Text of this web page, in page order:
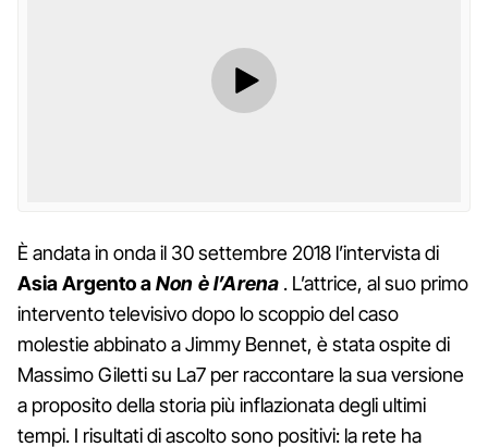
È andata in onda il 30 settembre 2018 l’intervista di
Asia Argento aNon è l’Arena . L’attrice, al suo primo
intervento televisivo dopo lo scoppio del caso
molestie abbinato a Jimmy Bennet, è stata ospite di
Massimo Giletti su La7 per raccontare la sua versione
a proposito della storia più inflazionata degli ultimi
tempi. I risultati di ascolto sono positivi: la rete ha